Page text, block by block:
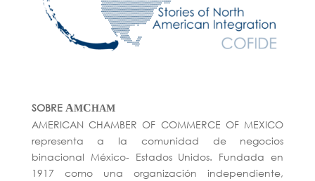
SOBRE AMCHAM
AMERICAN CHAMBER OF COMMERCE OF MEXICO
representa a la comunidad de negocios
binacional México- Estados Unidos. Fundada en
1917 como una organización independiente,